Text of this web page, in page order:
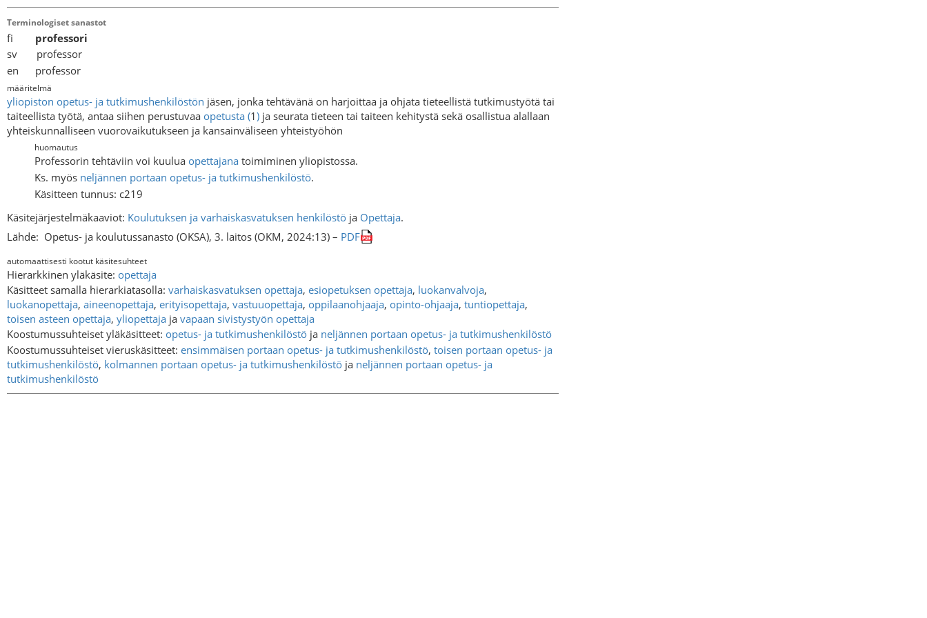
Terminologiset sanastot
fi professori
sv professor
en professor
määritelmä
yliopiston opetus- ja tutkimushenkilöstön jäsen, jonka tehtävänä on harjoittaa ja ohjata tieteellistä tutkimustyötä tai
taiteellista työtä, antaa siihen perustuvaa opetusta (1) ja seurata tieteen tai taiteen kehitystä sekä osallistua alallaan
yhteiskunnalliseen vuorovaikutukseen ja kansainväliseen yhteistyöhön
huomautus
Professorin tehtäviin voi kuulua opettajana toimiminen yliopistossa.
Ks. myös neljännen portaan opetus- ja tutkimushenkilöstö.
Käsitteen tunnus: c219
Käsitejärjestelmäkaaviot: Koulutuksen ja varhaiskasvatuksen henkilöstö ja Opettaja.
Lähde: Opetus- ja koulutussanasto (OKSA), 3. laitos (OKM, 2024:13) – PDF
automaattisesti kootut käsitesuhteet
Hierarkkinen yläkäsite: opettaja
Käsitteet samalla hierarkiatasolla: varhaiskasvatuksen opettaja, esiopetuksen opettaja, luokanvalvoja,
luokanopettaja, aineenopettaja, erityisopettaja, vastuuopettaja, oppilaanohjaaja, opinto-ohjaaja, tuntiopettaja,
toisen asteen opettaja, yliopettaja ja vapaan sivistystyön opettaja
Koostumussuhteiset yläkäsitteet: opetus- ja tutkimushenkilöstö ja neljännen portaan opetus- ja tutkimushenkilöstö
Koostumussuhteiset vieruskäsitteet: ensimmäisen portaan opetus- ja tutkimushenkilöstö, toisen portaan opetus- ja
tutkimushenkilöstö, kolmannen portaan opetus- ja tutkimushenkilöstö ja neljännen portaan opetus- ja
tutkimushenkilöstö